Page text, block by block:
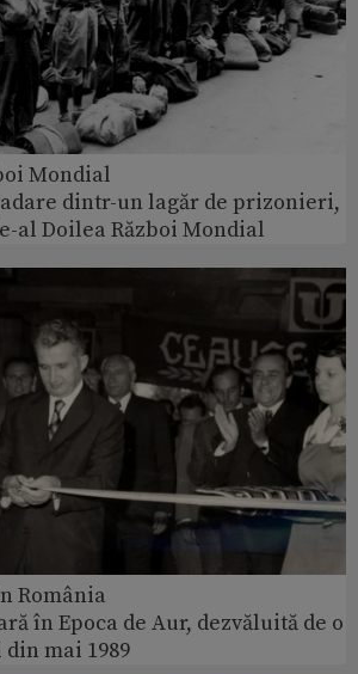
Mondial
dintr-un lagăr de prizonieri,
al Doilea Război Mondial
România
în Epoca de Aur, dezvăluită de o
mai 1989